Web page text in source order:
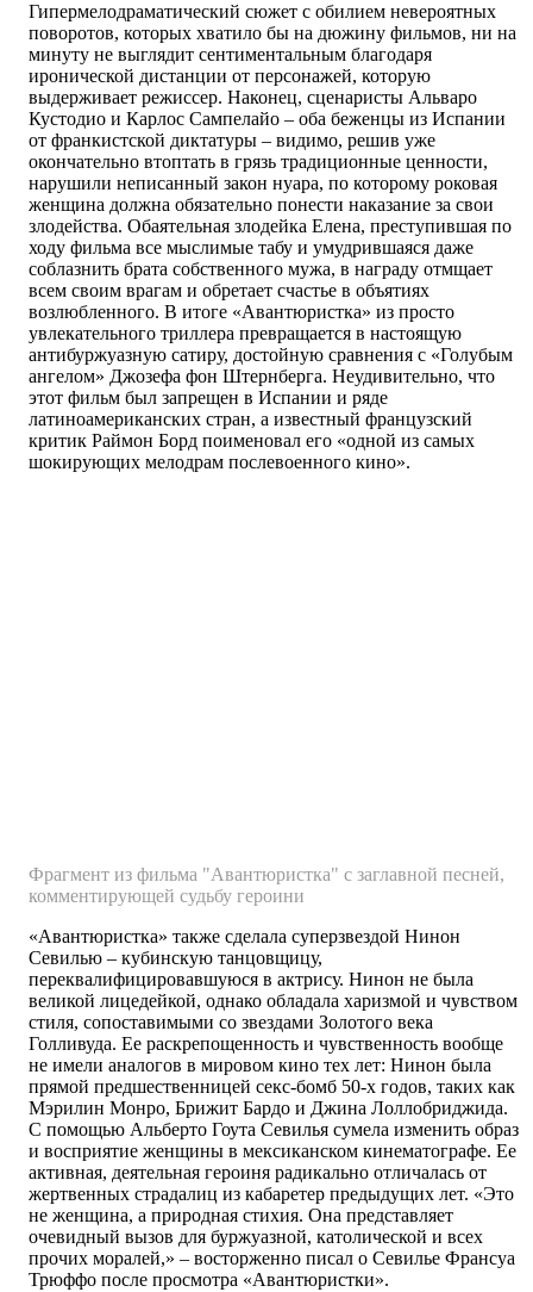
Гипермелодраматический сюжет с обилием невероятных
поворотов, которых хватило бы на дюжину фильмов, ни на
минуту не выглядит сентиментальным благодаря
иронической дистанции от персонажей, которую
выдерживает режиссер. Наконец, сценаристы Альваро
Кустодио и Карлос Сампелайо – оба беженцы из Испании
от франкистской диктатуры – видимо, решив уже
окончательно втоптать в грязь традиционные ценности,
нарушили неписанный закон нуара, по которому роковая
женщина должна обязательно понести наказание за свои
злодейства. Обаятельная злодейка Елена, преступившая по
ходу фильма все мыслимые табу и умудрившаяся даже
соблазнить брата собственного мужа, в награду отмщает
всем своим врагам и обретает счастье в объятиях
возлюбленного. В итоге «Авантюристка» из просто
увлекательного триллера превращается в настоящую
антибуржуазную сатиру, достойную сравнения с «Голубым
ангелом» Джозефа фон Штернберга. Неудивительно, что
этот фильм был запрещен в Испании и ряде
латиноамериканских стран, а известный французский
критик Раймон Борд поименовал его «одной из самых
шокирующих мелодрам послевоенного кино».
Фрагмент из фильма "Авантюристка" с заглавной песней,
комментирующей судьбу героини
«Авантюристка» также сделала суперзвездой Нинон
Севилью – кубинскую танцовщицу,
переквалифицировавшуюся в актрису. Нинон не была
великой лицедейкой, однако обладала харизмой и чувством
стиля, сопоставимыми со звездами Золотого века
Голливуда. Ее раскрепощенность и чувственность вообще
не имели аналогов в мировом кино тех лет: Нинон была
прямой предшественницей секс-бомб 50-х годов, таких как
Мэрилин Монро, Брижит Бардо и Джина Лоллобриджида.
С помощью Альберто Гоута Севилья сумела изменить образ
и восприятие женщины в мексиканском кинематографе. Ее
активная, деятельная героиня радикально отличалась от
жертвенных страдалиц из кабаретер предыдущих лет. «Это
не женщина, а природная стихия. Она представляет
очевидный вызов для буржуазной, католической и всех
прочих моралей,» – восторженно писал о Севилье Франсуа
Трюффо после просмотра «Авантюристки».